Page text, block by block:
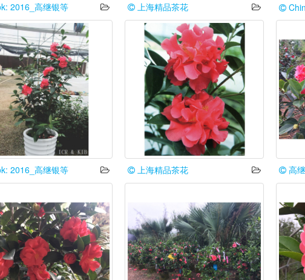
2016_高继银等 上海精品茶花
2016_高继银等 上海精品茶花 高